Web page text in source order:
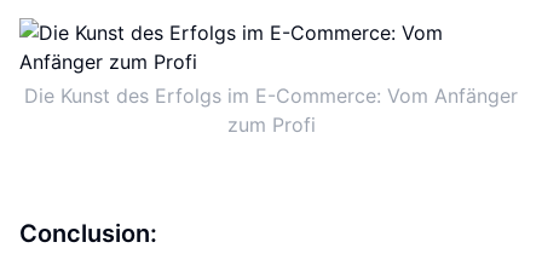
Die Kunst des Erfolgs im E-Commerce: Vom Anfänger
zum Profi
Conclusion: